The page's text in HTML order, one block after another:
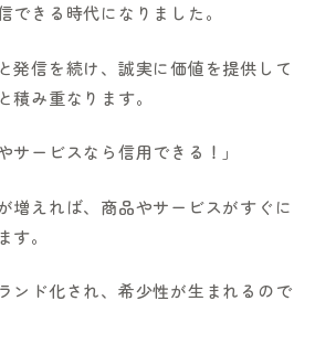
できる時代になりました。
発信を続け、誠実に価値を提供して
積み重なります。
サービスなら信用できる！」
増えれば、商品やサービスがすぐに
。
ンド化され、希少性が生まれるので